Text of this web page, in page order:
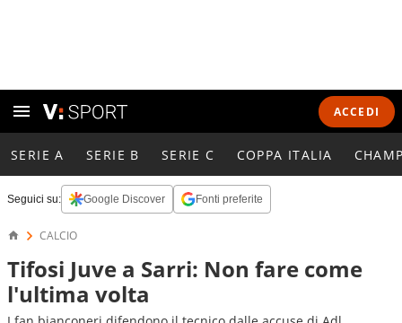
ACCEDI
SERIE A SERIE B SERIE C COPPA ITALIA
Seguici su: Google Discover Fonti preferite
CALCIO
Tifosi Juve a Sarri: Non fare come
l'ultima volta